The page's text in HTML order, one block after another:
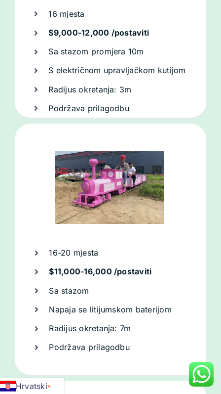
16 mjesta
$9,000-12,000 /postaviti
Sa stazom promjera 10m
S električnom upravljačkom kutijom
Radijus okretanja: 3m
Podržava prilagodbu
16-20 mjesta
$11,000-16,000 /postaviti
Sa stazom
Napaja se litijumskom baterijom
Radijus okretanja: 7m
Podržava prilagodbu
Hrvatski